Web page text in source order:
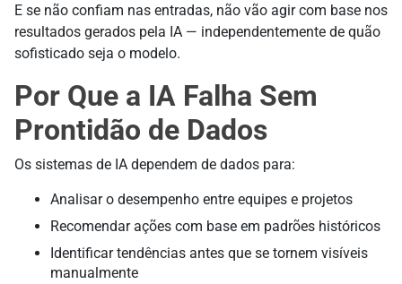
E se não confiam nas entradas, não vão agir com base nos
resultados gerados pela IA — independentemente de quão
sofisticado seja o modelo.
Por Que a IA Falha Sem
Prontidão de Dados
Os sistemas de IA dependem de dados para:
Analisar o desempenho entre equipes e projetos
Recomendar ações com base em padrões históricos
Identificar tendências antes que se tornem visíveis
manualmente